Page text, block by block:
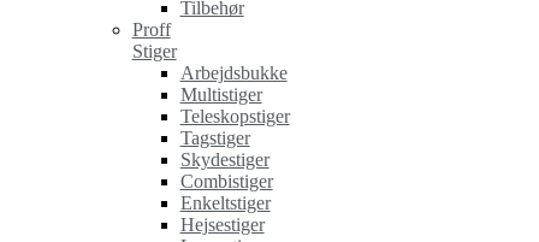
Tilbehør
Proff
Stiger
Arbejdsbukke
Multistiger
Teleskopstiger
Tagstiger
Skydestiger
Combistiger
Enkeltstiger
Hejsestiger